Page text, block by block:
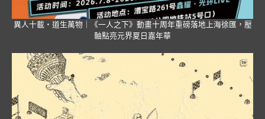
異人十載・道生萬物｜《一人之下》動畫十周年重磅落地上海徐匯，壓
軸點亮元界夏日嘉年華